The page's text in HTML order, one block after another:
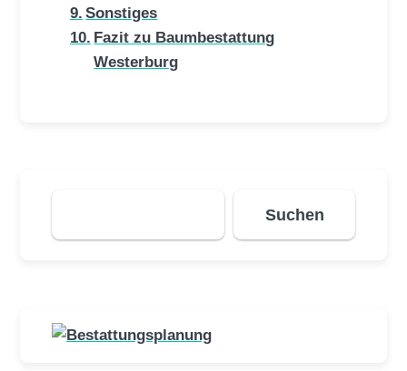
Sonstiges
Fazit zu Baumbestattung
Westerburg
Suchen
Suchen